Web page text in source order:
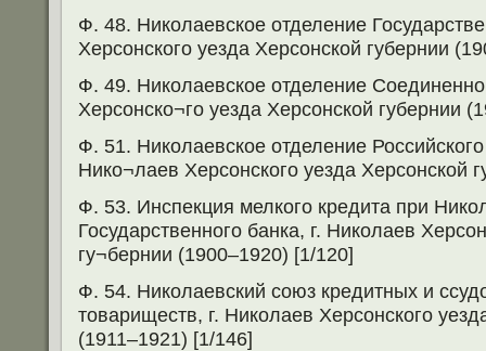
Ф. 48. Николаевское отделение
Херсонского уезда Херсонской губернии
Ф. 49. Николаевское отделение
Херсонско¬го уезда Херсонской губернии
Ф. 51. Николаевское отделение
Нико¬лаев Херсонского уезда Херсонской
Ф. 53. Инспекция мелкого кредита при
Государственного банка, г. Николаев
гу¬бернии (1900–1920) [1/120]
Ф. 54. Николаевский союз кредитных и
товариществ, г. Николаев Херсонского
(1911–1921) [1/146]